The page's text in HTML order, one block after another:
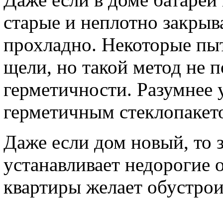
старые и неплотно
прохладно. Некоторые
щели, но такой метод не
герметичности. Разумнее
герметичным
Даже если дом новый, то
устанавливает
квартиры желает